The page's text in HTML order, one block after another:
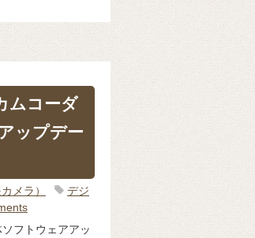
ムコーダ
ップデー
メラ）
デジ
フトウェアアッ